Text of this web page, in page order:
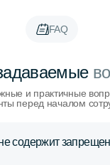
FAQ
и практичные
перед началом
содержит